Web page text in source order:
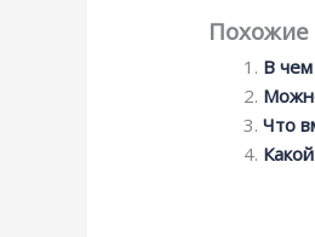
Похожие
В
Что